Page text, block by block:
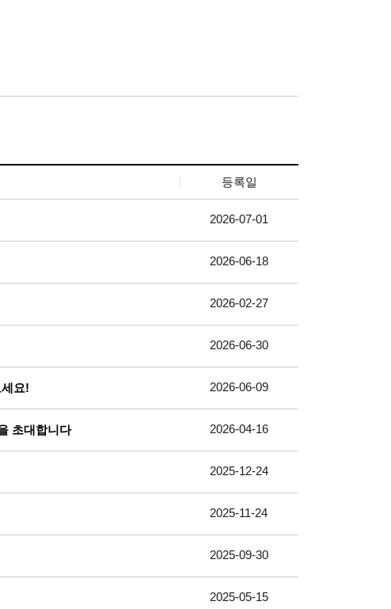
등록일
2026-07-01
2026-06-18
2026-02-27
2026-06-30
요! 2026-06-09
초대합니다 2026-04-16
2025-12-24
2025-11-24
2025-09-30
2025-05-15